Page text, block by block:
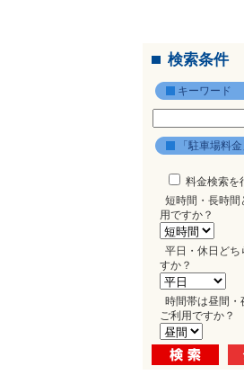
検索条件
キーワード
「駐車場料
料金検索を
短時間・長時間
用ですか？
平日・休日どち
すか？
時間帯は昼間・
ご利用ですか？